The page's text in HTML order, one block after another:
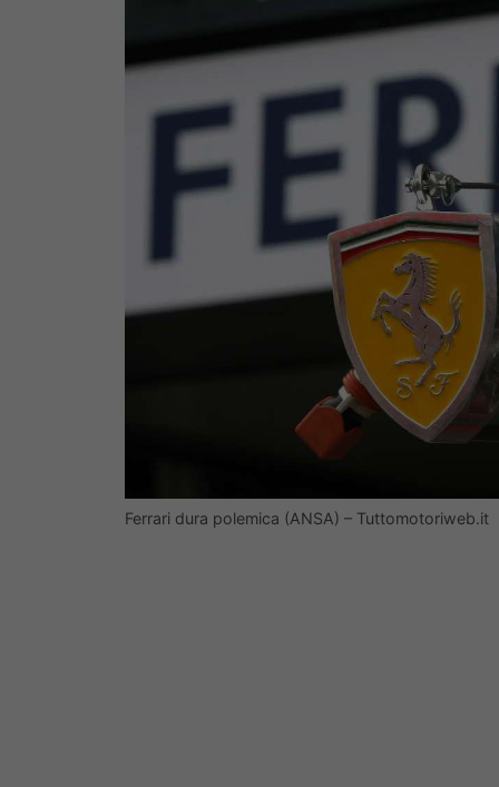
Ferrari dura polemica (ANSA) – Tuttomotoriweb.it